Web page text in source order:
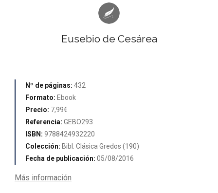
Eusebio de Cesárea
Nº de páginas: 432
Formato: Ebook
Precio: 7,99€
Referencia: GEBO293
ISBN: 9788424932220
Colección: Bibl. Clásica Gredos (190)
Fecha de publicación: 05/08/2016
Más información